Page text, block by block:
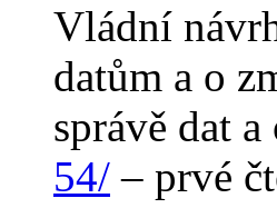
Vládní
datům a o
správě dat
54/ – prvé